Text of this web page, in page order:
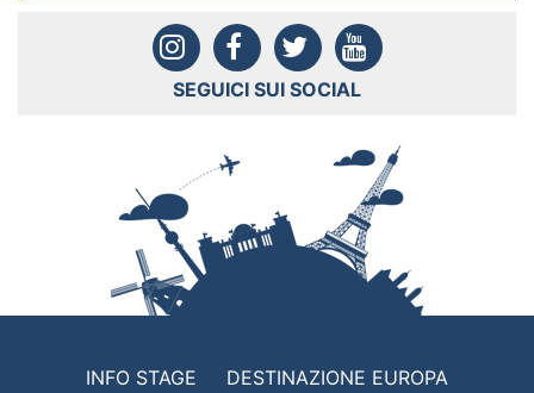
SEGUICI SUI SOCIAL
INFO STAGE
DESTINAZIONE EUROPA